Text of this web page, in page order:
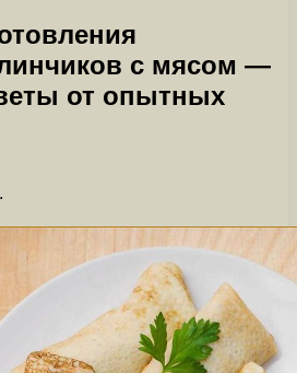
с мясом —
от опытных